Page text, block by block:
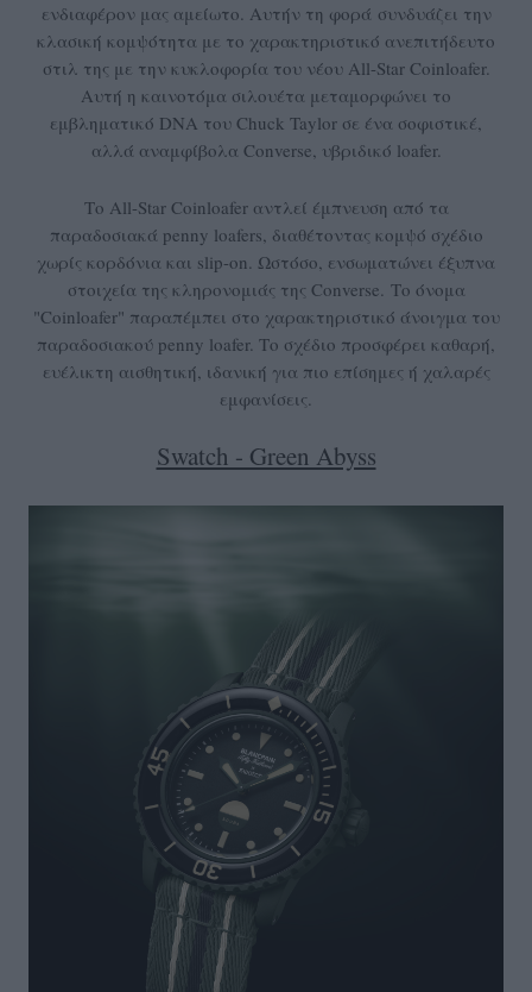
ενδιαφέρον μας αμείωτο. Αυτήν τη φορά συνδυάζει την
κλασική κομψότητα με το χαρακτηριστικό ανεπιτήδευτο
στιλ της με την κυκλοφορία του νέου All-Star Coinloafer.
Αυτή η καινοτόμα σιλουέτα μεταμορφώνει το
εμβληματικό DNA του Chuck Taylor σε ένα σοφιστικέ,
αλλά αναμφίβολα Converse, υβριδικό loafer.
Το All-Star Coinloafer αντλεί έμπνευση από τα
παραδοσιακά penny loafers, διαθέτοντας κομψό σχέδιο
χωρίς κορδόνια και slip-on. Ωστόσο, ενσωματώνει έξυπνα
στοιχεία της κληρονομιάς της Converse. Το όνομα
"Coinloafer" παραπέμπει στο χαρακτηριστικό άνοιγμα του
παραδοσιακού penny loafer. Το σχέδιο προσφέρει καθαρή,
ευέλικτη αισθητική, ιδανική για πιο επίσημες ή χαλαρές
εμφανίσεις.
Swatch - Green Abyss